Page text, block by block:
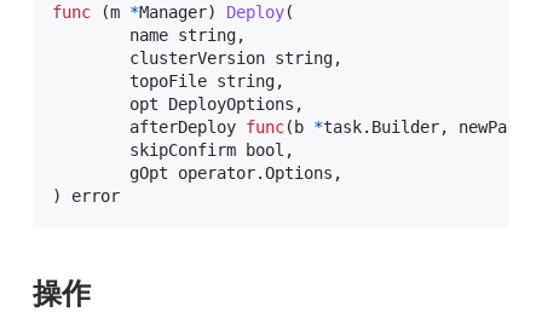
func
(m *Manager) Deploy(
	name
string,
	clusterVersion
string,
	topoFile
string,
	opt DeployOptions
,
	afterDeploy
func(b *task. Builder,
newPart
	skipConfirm
bool ,
	gOpt operator
.Options ,
)
error
操作